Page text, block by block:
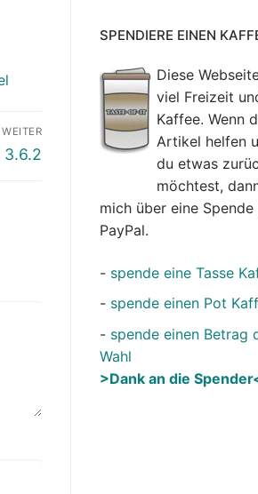
WEITER
3.6.2
SPENDIERE EINEN
Diese
viel Freizeit
Kaffee. Wenn
Artikel helfen
du etwas
möchtest,
mich über eine Spende
PayPal.
- spende eine Tasse
- spende einen Pot
- spende einen Betrag
Wahl
>Dank an die